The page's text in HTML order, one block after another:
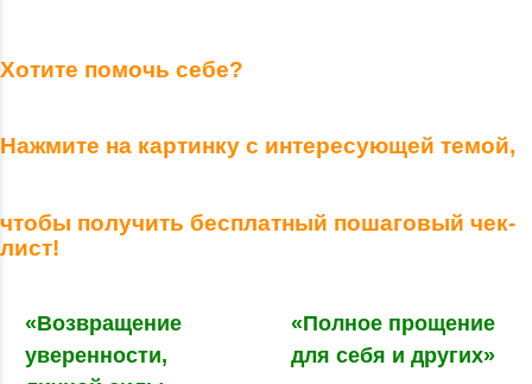
Хотите помочь себе?
Нажмите на картинку с интересующей темой,
чтобы получить бесплатный пошаговый чек-
лист!
«Возвращение
уверенности,
«Полное прощение
для себя и других»